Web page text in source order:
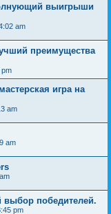
выигрыши
am
преимущества
pm
игра на
am
am
победителей.
pm